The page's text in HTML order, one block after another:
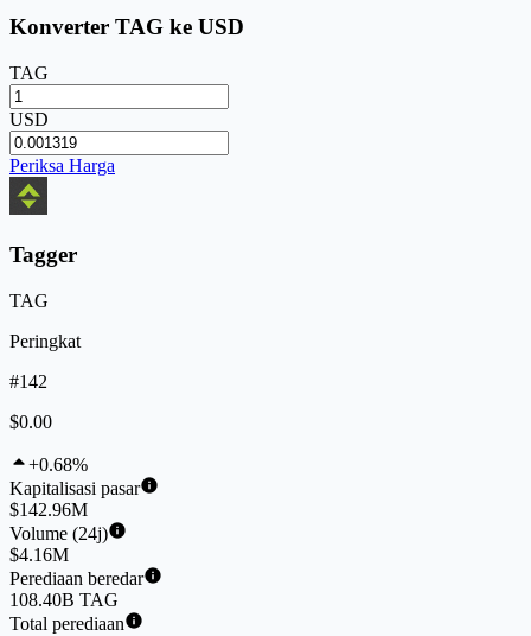
Konverter TAG ke USD
TAG
USD
Periksa Harga
Tagger
TAG
Peringkat
#142
$0.00
+0.68%
Kapitalisasi pasar
$142.96M
Volume (24j)
$4.16M
Perediaan beredar
108.40B TAG
Total perediaan